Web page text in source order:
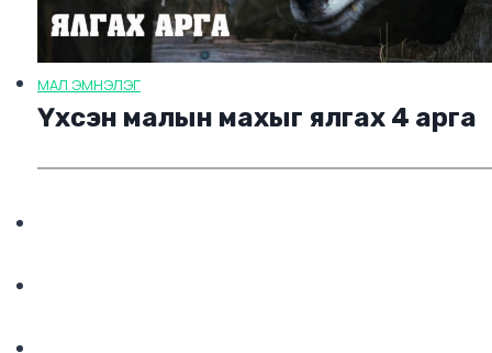
МАЛ ЭМНЭЛЭГ
Үхсэн малын махыг ялгах 4 арга